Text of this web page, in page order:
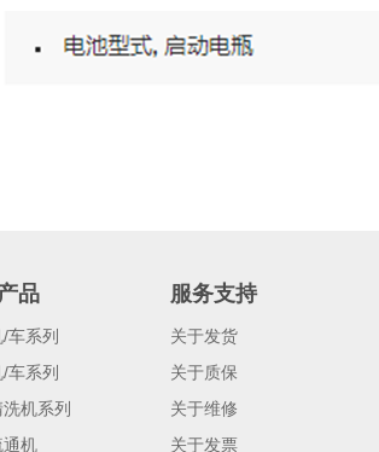
品
车系列
车系列
机系列
通机
服务支持
关于发货
关于质保
关于维修
关于发票